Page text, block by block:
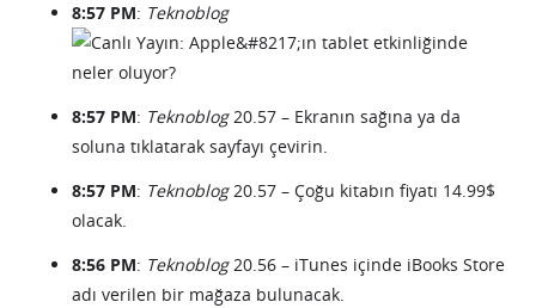
8:57 PM: Teknoblog
8:57 PM: Teknoblog20.57 – Ekranın sağına ya da
soluna tıklatarak sayfayı çevirin.
8:57 PM: Teknoblog20.57 – Çoğu kitabın fiyatı 14.99$
olacak.
8:56 PM: Teknoblog20.56 – iTunes içinde iBooks Store
adı verilen bir mağaza bulunacak.